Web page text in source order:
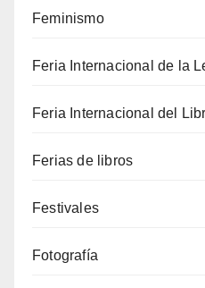
Feminismo
Feria Internacional de la
Feria Internacional del
Ferias de libros
Festivales
Fotografía